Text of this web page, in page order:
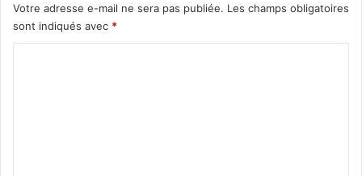
Votre adresse e-mail ne sera pas publiée. Les champs obligatoires
sont indiqués avec *